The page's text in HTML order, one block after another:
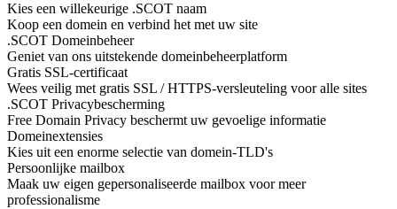
Kies een willekeurige .SCOT naam
Koop een domein en verbind het met uw site
.SCOT Domeinbeheer
Geniet van ons uitstekende domeinbeheerplatform
Gratis SSL-certificaat
Wees veilig met gratis SSL / HTTPS-versleuteling voor alle sites
.SCOT Privacybescherming
Free Domain Privacy beschermt uw gevoelige informatie
Domeinextensies
Kies uit een enorme selectie van domein-TLD's
Persoonlijke mailbox
Maak uw eigen gepersonaliseerde mailbox voor meer
professionalisme